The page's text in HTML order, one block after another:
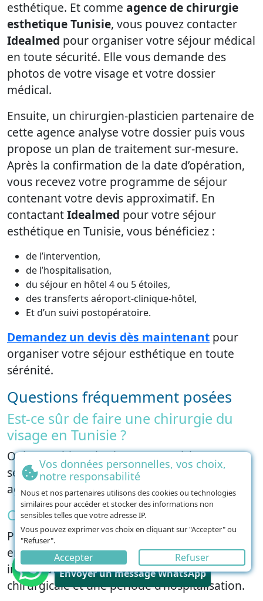
esthétique. Et comme agence de chirurgie
esthetique Tunisie, vous pouvez contacter
Idealmed pour organiser votre séjour médical
en toute sécurité. Elle vous demande des
photos de votre visage et votre dossier
médical.
Ensuite, un chirurgien-plasticien partenaire de
cette agence analyse votre dossier puis vous
propose un plan de traitement sur-mesure.
Après la confirmation de la date d’opération,
vous recevez votre programme de séjour
contenant votre devis approximatif. En
contactantIdealmed pour votre séjour
esthétique en Tunisie, vous bénéficiez :
de l’intervention,
de l’hospitalisation,
du séjour en hôtel 4 ou 5 étoiles,
des transferts aéroport-clinique-hôtel,
Et d’un suivi postopératoire.
Demandez un devis dès maintenant pour
organiser votre séjour esthétique en toute
sérénité.
Questions fréquemment posées
Est-ce sûr de faire une chirurgie du
visage en Tunisie ?
Oui. Une chirurgie visage en Tunisie est
sécurisée si vous choisissez un établissement
agréé.
Combien de jours prévoir sur place ?
Pour une chirurgie visage, vous devez rester
entre 7 jours. Ce délai englobe la consultation
initiale avec le praticien, l’intervention
chirurgicale et une période d’hospitalisation.
Vous avez besoin d'aide?
Envoyer un message WhatsApp
Vos données personnelles, vos choix,
notre responsabilité
Nous et nos partenaires utilisons des cookies ou technologies
similaires pour accéder et stocker des informations non
sensibles telles que votre adresse IP.
Vous pouvez exprimer vos choix en cliquant sur "Accepter" ou
"Refuser".
Accepter Refuser